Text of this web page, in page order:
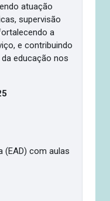
atuação
supervisão
a
e contribuindo
educação nos
(EAD) com aulas